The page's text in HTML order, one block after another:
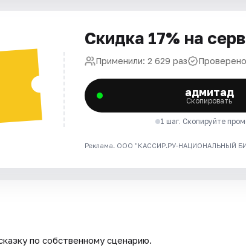
Скидка 17% на
Применили: 2 629 раз
адмитад
Скопировать
1 шаг. Скопируйте
Реклама. ООО "КАССИР.РУ-НАЦИОНАЛЬНЫЙ
по собственному сценарию.